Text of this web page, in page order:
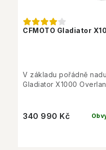
CFMOTO Gladiator
340 990 Kč
V základu pořádně
Gladiator X1000